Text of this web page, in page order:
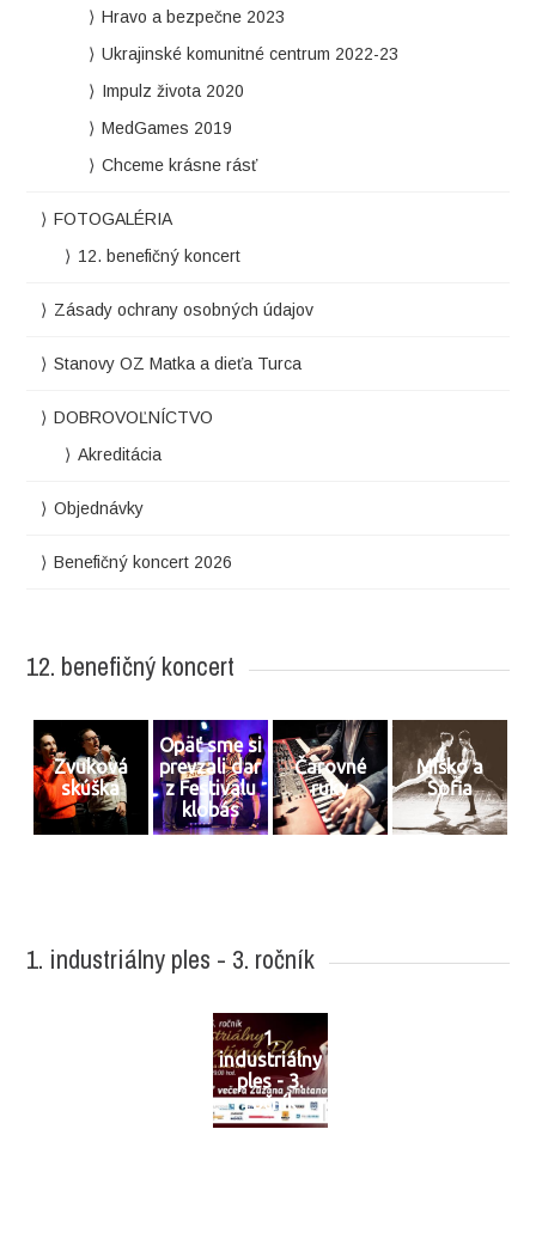
Hravo a bezpečne 2023
Ukrajinské komunitné centrum 2022-23
Impulz života 2020
MedGames 2019
Chceme krásne rásť
FOTOGALÉRIA
12. benefičný koncert
Zásady ochrany osobných údajov
Stanovy OZ Matka a dieťa Turca
DOBROVOĽNÍCTVO
Akreditácia
Objednávky
Benefičný koncert 2026
12. benefičný koncert
Zvuková
skúška
Opäť sme si
prevzali dar
z Festivalu
klobás
Čarovné
ruky
Miško a
Sofia
1. industriálny ples - 3. ročník
1.
industriálny
ples - 3.
ročník